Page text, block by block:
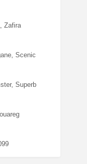
Zafira
Scenic
Superb